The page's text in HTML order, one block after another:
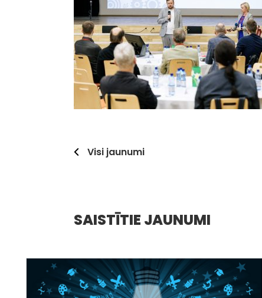
Visi jaunumi
SAISTĪTIE JAUNUMI